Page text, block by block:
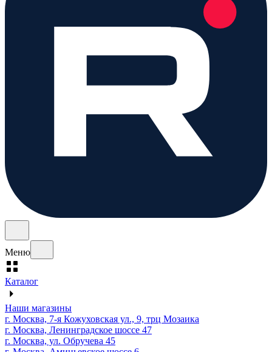
Меню
Каталог
Наши магазины
г. Москва, 7-я Кожуховская ул., 9, трц Мозаика
г. Москва, Ленинградское шоссе 47
г. Москва, ул. Обручева 45